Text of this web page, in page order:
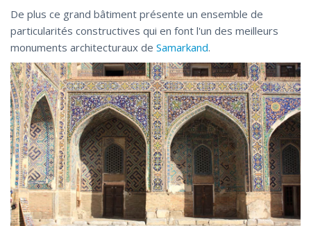
De plus ce grand bâtiment présente un ensemble de
particularités constructives qui en font l'un des meilleurs
monuments architecturaux de Samarkand.